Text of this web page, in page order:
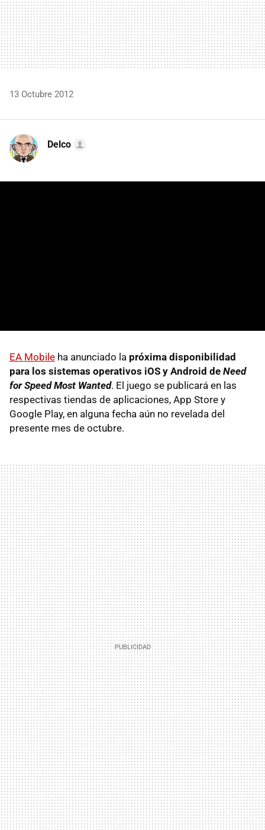
13 Octubre 2012
Delco
EA Mobile ha anunciado la próxima disponibilidad
para los sistemas operativos iOS y Android de Need
for Speed Most Wanted. El juego se publicará en las
respectivas tiendas de aplicaciones, App Store y
Google Play, en alguna fecha aún no revelada del
presente mes de octubre.